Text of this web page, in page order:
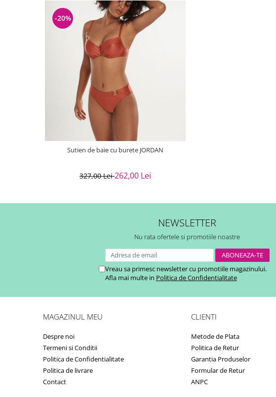
-20%
Sutien de baie cu burete JORDAN
327,00 Lei262,00 Lei
NEWSLETTER
Nu rata ofertele si promotiile noastre
Vreau sa primesc newsletter cu promotiile magazinului.
Afla mai multe in Politica de Confidentialitate
MAGAZINUL MEU
Despre noi
Termeni si Conditii
Politica de Confidentialitate
Politica de livrare
Contact
CLIENTI
Metode de Plata
Politica de Retur
Garantia Produselor
Formular de Retur
ANPC